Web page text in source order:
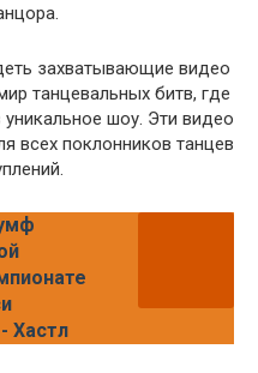
захватывающие видео
танцевальных битв, где
уникальное шоу. Эти видео
всех поклонников танцев
Хастл